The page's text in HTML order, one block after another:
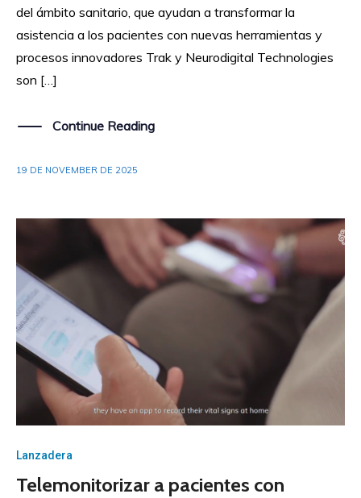
del ámbito sanitario, que ayudan a transformar la
asistencia a los pacientes con nuevas herramientas y
procesos innovadores Trak y Neurodigital Technologies
son […]
Continue Reading
19 DE NOVEMBER DE 2025
Lanzadera
Telemonitorizar a pacientes con